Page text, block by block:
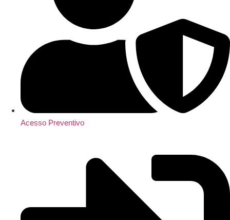
Acesso Preventivo